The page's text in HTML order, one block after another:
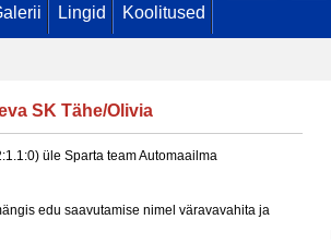
Lingid Koolitused
SK Tähe/Olivia
üle Sparta team Automaailma
edu saavutamise nimel väravavahita ja